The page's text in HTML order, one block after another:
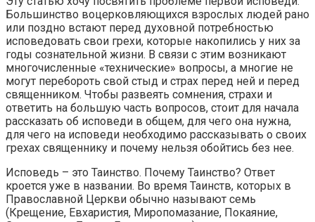
Большинство воцерковляющихся взрослых людей рано
или поздно встают перед духовной потребностью
исповедовать свои грехи, которые накопились у них за
годы сознательной жизни. В связи с этим возникают
многочисленные «технические» вопросы, а многие не
могут перебороть свой стыд и страх перед ней и перед
священником. Чтобы развеять сомнения, страхи и
ответить на большую часть вопросов, стоит для начала
рассказать об исповеди в общем, для чего она нужна,
для чего на исповеди необходимо рассказывать о своих
грехах священнику и почему нельзя обойтись без нее.
Исповедь – это Таинство. Почему Таинство? Ответ
кроется уже в названии. Во время Таинств, которых в
Православной Церкви обычно называют семь
(Крещение, Евхаристия, Миропомазание, Покаяние,